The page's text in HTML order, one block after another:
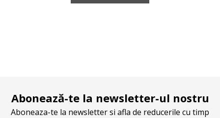
Abonează-te la newsletter-ul nostru
Aboneaza-te la newsletter si afla de reducerile cu timp